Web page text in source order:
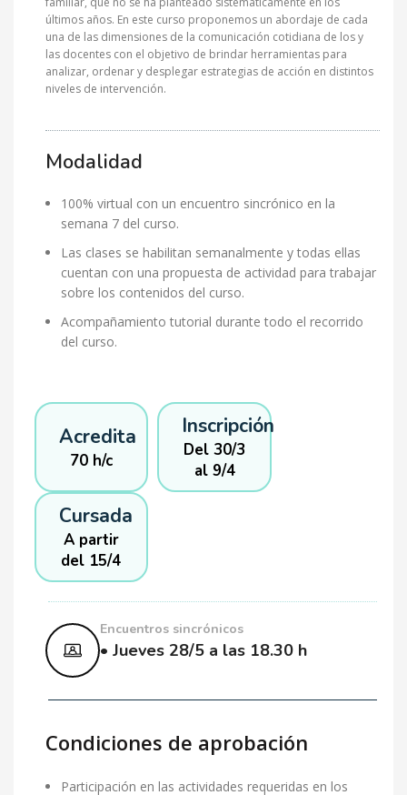
últimos años. En este curso proponemos un abordaje de cada
una de las dimensiones de la comunicación cotidiana de los y
las docentes con el objetivo de brindar herramientas para
analizar, ordenar y desplegar estrategias de acción en distintos
niveles de intervención.
Modalidad
100% virtual con un encuentro sincrónico en la
semana 7 del curso.
Las clases se habilitan semanalmente y todas ellas
cuentan con una propuesta de actividad para trabajar
sobre los contenidos del curso.
Acompañamiento tutorial durante todo el recorrido
del curso.
Acredita
70 h/c
Inscripción
Del 30/3
al 9/4
Cursada
A partir
del 15/4
Encuentros sincrónicos
• Jueves 28/5 a las 18.30 h
Condiciones de aprobación
Participación en las actividades requeridas en los